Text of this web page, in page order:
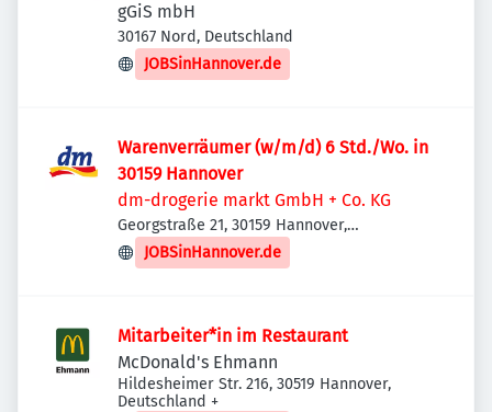
gGiS mbH
30167 Nord, Deutschland
JOBSinHannover.de
Warenverräumer (w/m/d) 6 Std./Wo. in
30159 Hannover
dm-drogerie markt GmbH + Co. KG
Georgstraße 21, 30159 Hannover,
Deutschland
JOBSinHannover.de
Mitarbeiter*in im Restaurant
McDonald's Ehmann
Hildesheimer Str. 216, 30519 Hannover,
Deutschland +